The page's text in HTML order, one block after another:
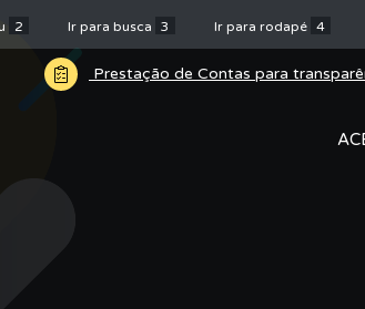
2 Ir para busca 3 Ir para rodapé 4
Prestação de Contas para